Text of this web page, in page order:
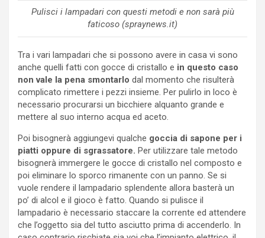
Pulisci i lampadari con questi metodi e non sarà più
faticoso (spraynews.it)
Tra i vari lampadari che si possono avere in casa vi sono
anche quelli fatti con gocce di cristallo e in questo caso
non vale la pena smontarlo dal momento che risulterà
complicato rimettere i pezzi insieme. Per pulirlo in loco è
necessario procurarsi un bicchiere alquanto grande e
mettere al suo interno acqua ed aceto.
Poi bisognerà aggiungevi qualche goccia di sapone per i
piatti oppure di sgrassatore. Per utilizzare tale metodo
bisognerà immergere le gocce di cristallo nel composto e
poi eliminare lo sporco rimanente con un panno. Se si
vuole rendere il lampadario splendente allora basterà un
po’ di alcol e il gioco è fatto. Quando si pulisce il
lampadario è necessario staccare la corrente ed attendere
che l’oggetto sia del tutto asciutto prima di accenderlo. In